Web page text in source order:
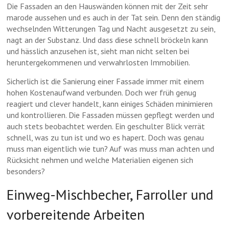
Die Fassaden an den Hauswänden können mit der Zeit sehr
marode aussehen und es auch in der Tat sein. Denn den ständig
wechselnden Witterungen Tag und Nacht ausgesetzt zu sein,
nagt an der Substanz. Und dass diese schnell bröckeln kann
und hässlich anzusehen ist, sieht man nicht selten bei
heruntergekommenen und verwahrlosten Immobilien.
Sicherlich ist die Sanierung einer Fassade immer mit einem
hohen Kostenaufwand verbunden. Doch wer früh genug
reagiert und clever handelt, kann einiges Schäden minimieren
und kontrollieren. Die Fassaden müssen gepflegt werden und
auch stets beobachtet werden. Ein geschulter Blick verrät
schnell, was zu tun ist und wo es hapert. Doch was genau
muss man eigentlich wie tun? Auf was muss man achten und
Rücksicht nehmen und welche Materialien eigenen sich
besonders?
Einweg-Mischbecher, Farroller und
vorbereitende Arbeiten